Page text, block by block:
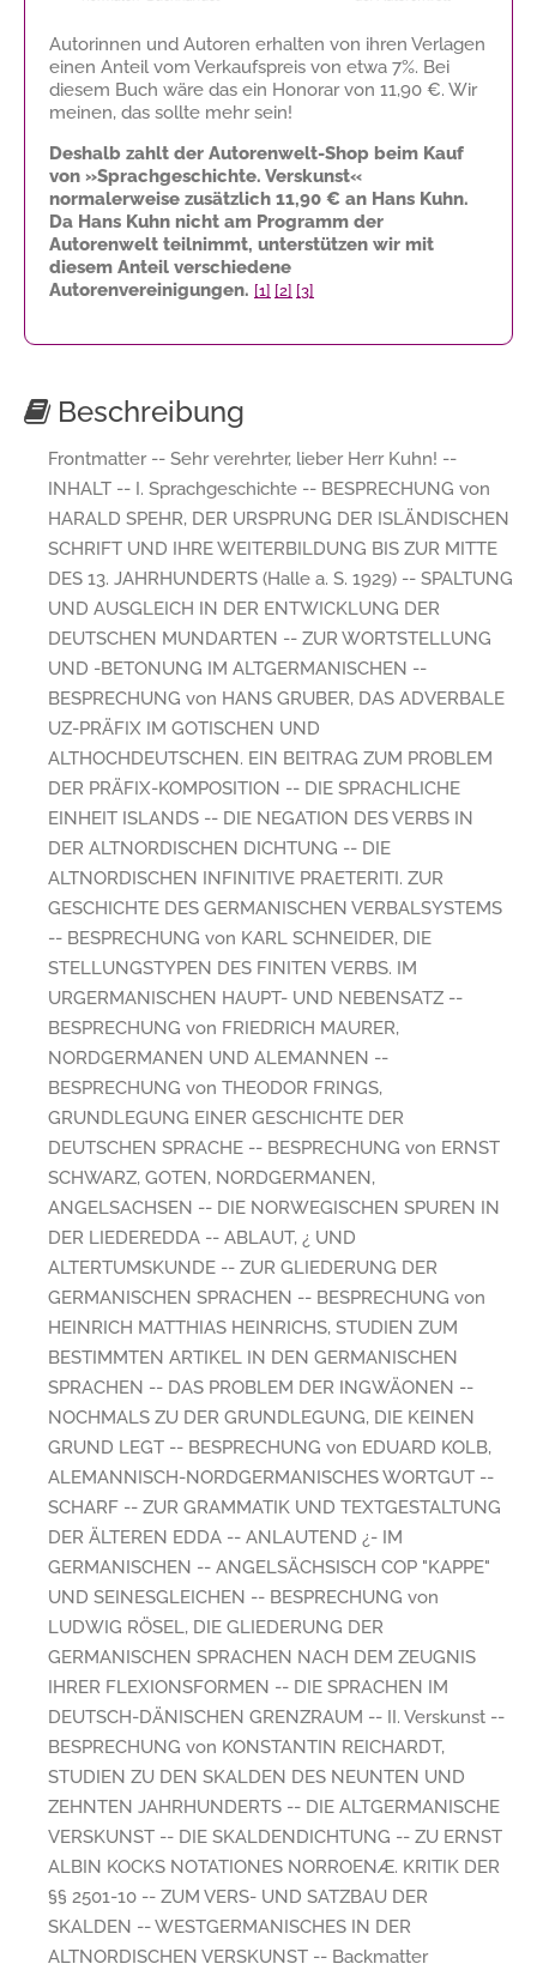
Autorinnen und Autoren erhalten von ihren Verlagen
einen Anteil vom Verkaufspreis von etwa 7%. Bei
diesem Buch wäre das ein Honorar von 11,90 €. Wir
meinen, das sollte mehr sein!
Deshalb zahlt der Autorenwelt-Shop beim Kauf
von »Sprachgeschichte. Verskunst«
normalerweise zusätzlich 11,90 € an Hans Kuhn.
Da Hans Kuhn nicht am Programm der
Autorenwelt teilnimmt, unterstützen wir mit
diesem Anteil verschiedene
Autorenvereinigungen. [1] [2] [3]
Beschreibung
Frontmatter -- Sehr verehrter, lieber Herr Kuhn! --
INHALT -- I. Sprachgeschichte -- BESPRECHUNG von
HARALD SPEHR, DER URSPRUNG DER ISLÄNDISCHEN
SCHRIFT UND IHRE WEITERBILDUNG BIS ZUR MITTE
DES 13. JAHRHUNDERTS (Halle a. S. 1929) -- SPALTUNG
UND AUSGLEICH IN DER ENTWICKLUNG DER
DEUTSCHEN MUNDARTEN -- ZUR WORTSTELLUNG
UND -BETONUNG IM ALTGERMANISCHEN --
BESPRECHUNG von HANS GRUBER, DAS ADVERBALE
UZ-PRÄFIX IM GOTISCHEN UND
ALTHOCHDEUTSCHEN. EIN BEITRAG ZUM PROBLEM
DER PRÄFIX-KOMPOSITION -- DIE SPRACHLICHE
EINHEIT ISLANDS -- DIE NEGATION DES VERBS IN
DER ALTNORDISCHEN DICHTUNG -- DIE
ALTNORDISCHEN INFINITIVE PRAETERITI. ZUR
GESCHICHTE DES GERMANISCHEN VERBALSYSTEMS
-- BESPRECHUNG von KARL SCHNEIDER, DIE
STELLUNGSTYPEN DES FINITEN VERBS. IM
URGERMANISCHEN HAUPT- UND NEBENSATZ --
BESPRECHUNG von FRIEDRICH MAURER,
NORDGERMANEN UND ALEMANNEN --
BESPRECHUNG von THEODOR FRINGS,
GRUNDLEGUNG EINER GESCHICHTE DER
DEUTSCHEN SPRACHE -- BESPRECHUNG von ERNST
SCHWARZ, GOTEN, NORDGERMANEN,
ANGELSACHSEN -- DIE NORWEGISCHEN SPUREN IN
DER LIEDEREDDA -- ABLAUT, ¿ UND
ALTERTUMSKUNDE -- ZUR GLIEDERUNG DER
GERMANISCHEN SPRACHEN -- BESPRECHUNG von
HEINRICH MATTHIAS HEINRICHS, STUDIEN ZUM
BESTIMMTEN ARTIKEL IN DEN GERMANISCHEN
SPRACHEN -- DAS PROBLEM DER INGWÄONEN --
NOCHMALS ZU DER GRUNDLEGUNG, DIE KEINEN
GRUND LEGT -- BESPRECHUNG von EDUARD KOLB,
ALEMANNISCH-NORDGERMANISCHES WORTGUT --
SCHARF -- ZUR GRAMMATIK UND TEXTGESTALTUNG
DER ÄLTEREN EDDA -- ANLAUTEND ¿- IM
GERMANISCHEN -- ANGELSÄCHSISCH COP "KAPPE"
UND SEINESGLEICHEN -- BESPRECHUNG von
LUDWIG RÖSEL, DIE GLIEDERUNG DER
GERMANISCHEN SPRACHEN NACH DEM ZEUGNIS
IHRER FLEXIONSFORMEN -- DIE SPRACHEN IM
DEUTSCH-DÄNISCHEN GRENZRAUM -- II. Verskunst --
BESPRECHUNG von KONSTANTIN REICHARDT,
STUDIEN ZU DEN SKALDEN DES NEUNTEN UND
ZEHNTEN JAHRHUNDERTS -- DIE ALTGERMANISCHE
VERSKUNST -- DIE SKALDENDICHTUNG -- ZU ERNST
ALBIN KOCKS NOTATIONES NORROENÆ. KRITIK DER
§§ 2501-10 -- ZUM VERS- UND SATZBAU DER
SKALDEN -- WESTGERMANISCHES IN DER
ALTNORDISCHEN VERSKUNST -- Backmatter